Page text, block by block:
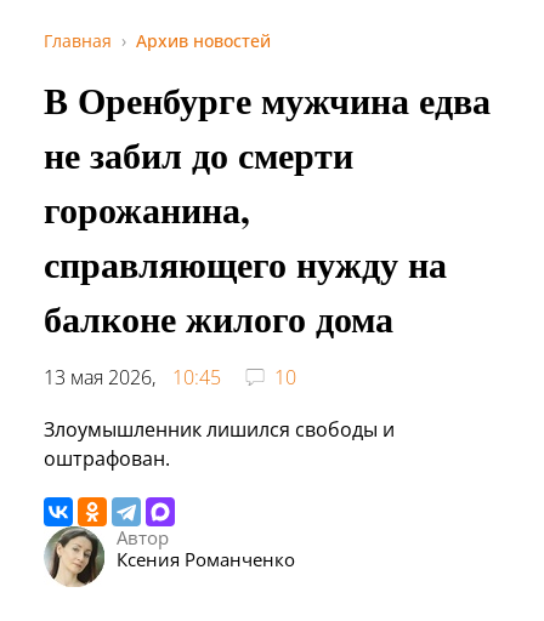
Главная Архив новостей
В Оренбурге мужчина едва
не забил до смерти
горожанина,
справляющего нужду на
балконе жилого дома
13 мая 2026, 10:45
10
Злоумышленник лишился свободы и
оштрафован.
Автор
Ксения Романченко